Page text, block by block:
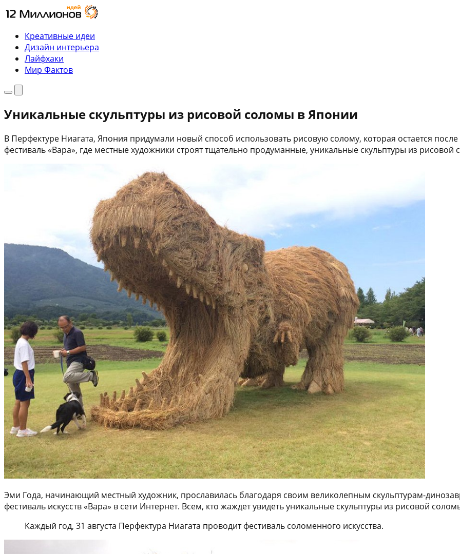
Перейти
к
содержимому
Креативные идеи
Дизайн интерьера
Лайфхаки
Мир Фактов
МенюПоиск
Уникальные скульптуры из рисовой соломы в Японии
В Перфектуре Ниагата, Япония придумали новый способ использовать рисовую солому, которая остается
фестиваль «Вара», где местные художники строят тщательно продуманные, уникальные скульптуры из
Эми Года, начинающий местный художник, прославилась благодаря своим великолепным скульптурам-
фестиваль искусств «Вара» в сети Интернет. Всем, кто жаждет увидеть уникальные скульптуры из рисовой
Каждый год, 31 августа Перфектура Ниагата проводит фестиваль соломенного искусства.